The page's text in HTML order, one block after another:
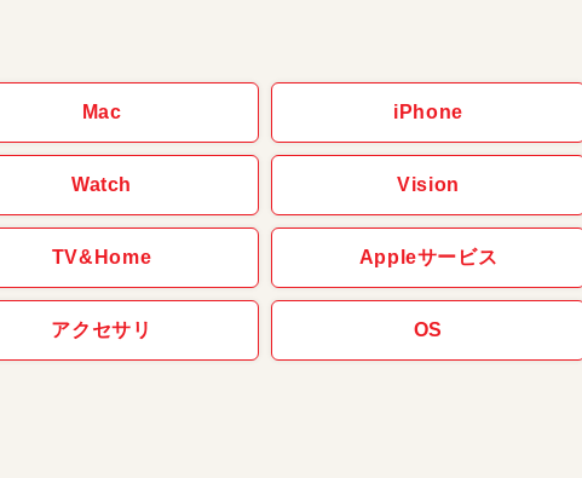
Mac iPhone
Watch Vision
TV&Home Appleサービス
アクセサリ OS